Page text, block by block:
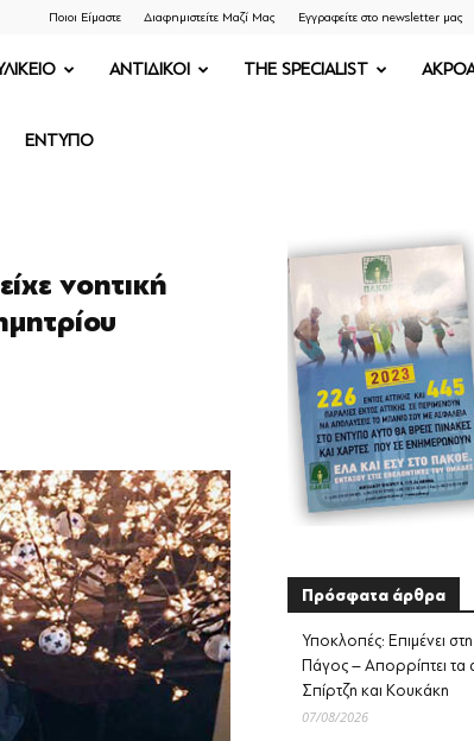
Ποιοι Είμαστε Διαφημιστείτε Μαζί Μας Εγγραφείτε στο newsletter μας
ΑΝΤΙΔΙΚΟΙ THE SPECIALIST
ΕΝΤΥΠΟ
νοητική
Πρόσφατα άρθρα
Υποκλοπές: Επιμένει
Πάγος – Απορρίπτει τα
Σπίρτζη και Κουκάκη
07/08/2026